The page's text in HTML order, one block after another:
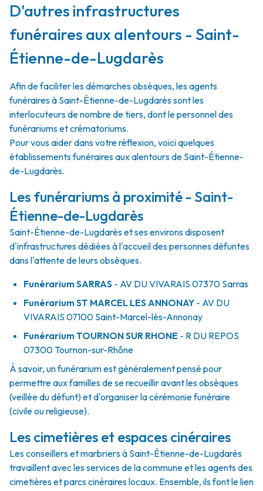
D'autres infrastructures
funéraires aux alentours - Saint-
Étienne-de-Lugdarès
Afin de faciliter les démarches obsèques, les agents
funéraires à Saint-Étienne-de-Lugdarès sont les
interlocuteurs de nombre de tiers, dont le personnel des
funérariums et crématoriums.
Pour vous aider dans votre réflexion, voici quelques
établissements funéraires aux alentours de Saint-Étienne-
de-Lugdarès.
Les funérariums à proximité - Saint-
Étienne-de-Lugdarès
Saint-Étienne-de-Lugdarès et ses environs disposent
d'infrastructures dédiées à l'accueil des personnes défuntes
dans l'attente de leurs obsèques.
FunérariumSARRAS - AV DU VIVARAIS 07370 Sarras
FunérariumST MARCEL LES ANNONAY - AV DU
VIVARAIS 07100 Saint-Marcel-lès-Annonay
FunérariumTOURNON SUR RHONE - R DU REPOS
07300 Tournon-sur-Rhône
À savoir, un funérarium est généralement pensé pour
permettre aux familles de se recueillir avant les obsèques
(veillée du défunt) et d'organiser la cérémonie funéraire
(civile ou religieuse).
Les cimetières et espaces cinéraires
Les conseillers et marbriers à Saint-Étienne-de-Lugdarès
travaillent avec les services de la commune et les agents des
cimetières et parcs cinéraires locaux. Ensemble, ils font le lien